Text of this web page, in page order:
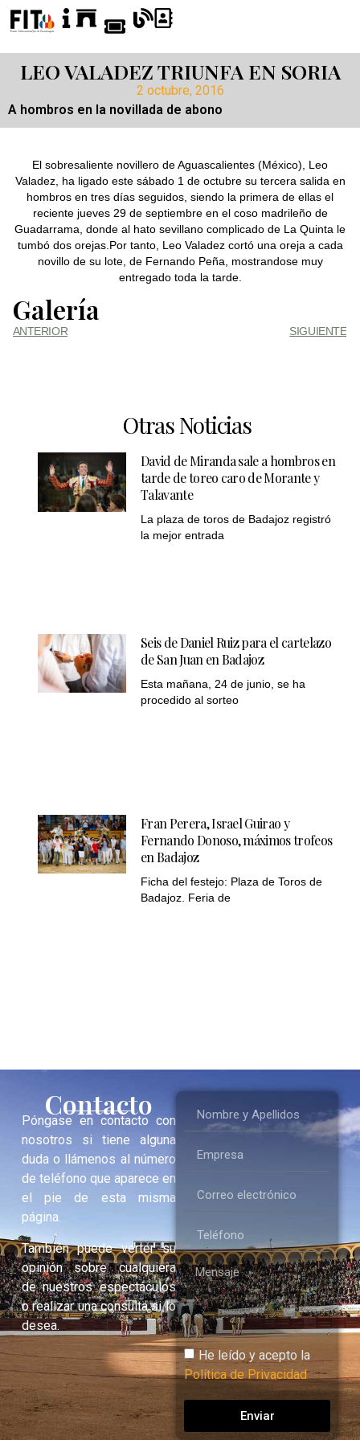
LEO VALADEZ TRIUNFA EN SORIA
2 octubre, 2016
A hombros en la novillada de abono
El sobresaliente novillero de Aguascalientes (México), Leo
Valadez, ha ligado este sábado 1 de octubre su tercera salida en
hombros en tres días seguidos, siendo la primera de ellas el
reciente jueves 29 de septiembre en el coso madrileño de
Guadarrama, donde al hato sevillano complicado de La Quinta le
tumbó dos orejas.Por tanto, Leo Valadez cortó una oreja a cada
novillo de su lote, de Fernando Peña, mostrandose muy
entregado toda la tarde.
Galería
ANTERIOR SIGUIENTE
Otras Noticias
David de Miranda sale a hombros en
tarde de toreo caro de Morante y
Talavante
La plaza de toros de Badajoz registró
la mejor entrada
Seis de Daniel Ruiz para el cartelazo
de San Juan en Badajoz
Esta mañana, 24 de junio, se ha
procedido al sorteo
Fran Perera, Israel Guirao y
Fernando Donoso, máximos trofeos
en Badajoz
Ficha del festejo: Plaza de Toros de
Badajoz. Feria de
Contacto
Póngase en contacto con
nosotros si tiene alguna
duda o llámenos al número
de teléfono que aparece en
el pie de esta misma
página.
También puede verter su
opinión sobre cualquiera
de nuestros espectáculos
o realizar una consulta si lo
desea.
He leído y acepto la
Política de Privacidad
Enviar